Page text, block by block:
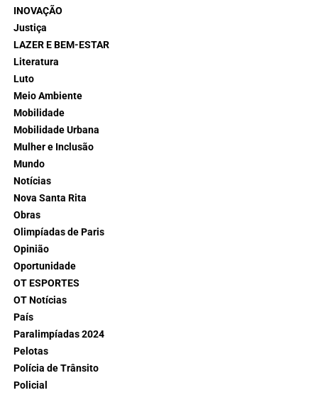
INOVAÇÃO
Justiça
LAZER E BEM-ESTAR
Literatura
Luto
Meio Ambiente
Mobilidade
Mobilidade Urbana
Mulher e Inclusão
Mundo
Notícias
Nova Santa Rita
Obras
Olimpíadas de Paris
Opinião
Oportunidade
OT ESPORTES
OT Notícias
País
Paralimpíadas 2024
Pelotas
Polícia de Trânsito
Policial